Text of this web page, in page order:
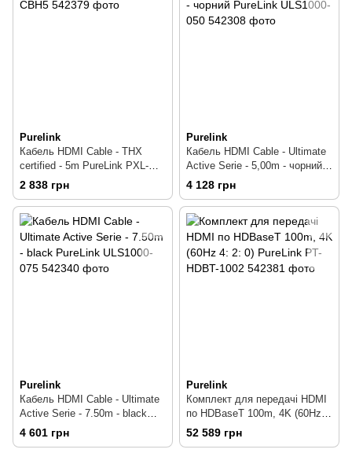
Purelink
Кабель HDMI Cable - THX
certified - 5m PureLink PXL-
CBH5
2 838 грн
Purelink
Кабель HDMI Cable - Ultimate
Active Serie - 5,00m - чорний
PureLink ULS1000-050
4 128 грн
Purelink
Кабель HDMI Cable - Ultimate
Active Serie - 7.50m - black
PureLink ULS1000-075
4 601 грн
Purelink
Комплект для передачі HDMI
по HDBaseT 100m, 4K (60Hz
4: 2: 0) PureLink PT-HDBT-1002
52 589 грн